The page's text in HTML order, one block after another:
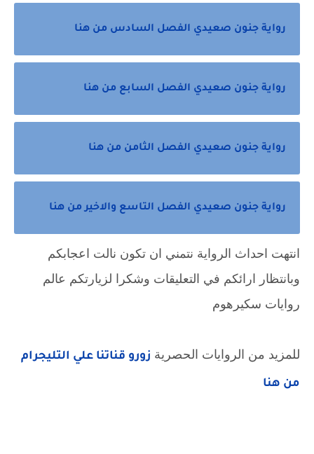
رواية جنون صعيدي الفصل السادس من هنا
رواية جنون صعيدي الفصل السابع من هنا
رواية جنون صعيدي الفصل الثامن من هنا
رواية جنون صعيدي الفصل التاسع والاخير من هنا
انتهت احداث الرواية نتمني ان تكون نالت اعجابكم
وبانتظار ارائكم في التعليقات وشكرا لزيارتكم عالم
روايات سكيرهوم
للمزيد من الروايات الحصرية زورو قناتنا علي التليجرام
من هنا